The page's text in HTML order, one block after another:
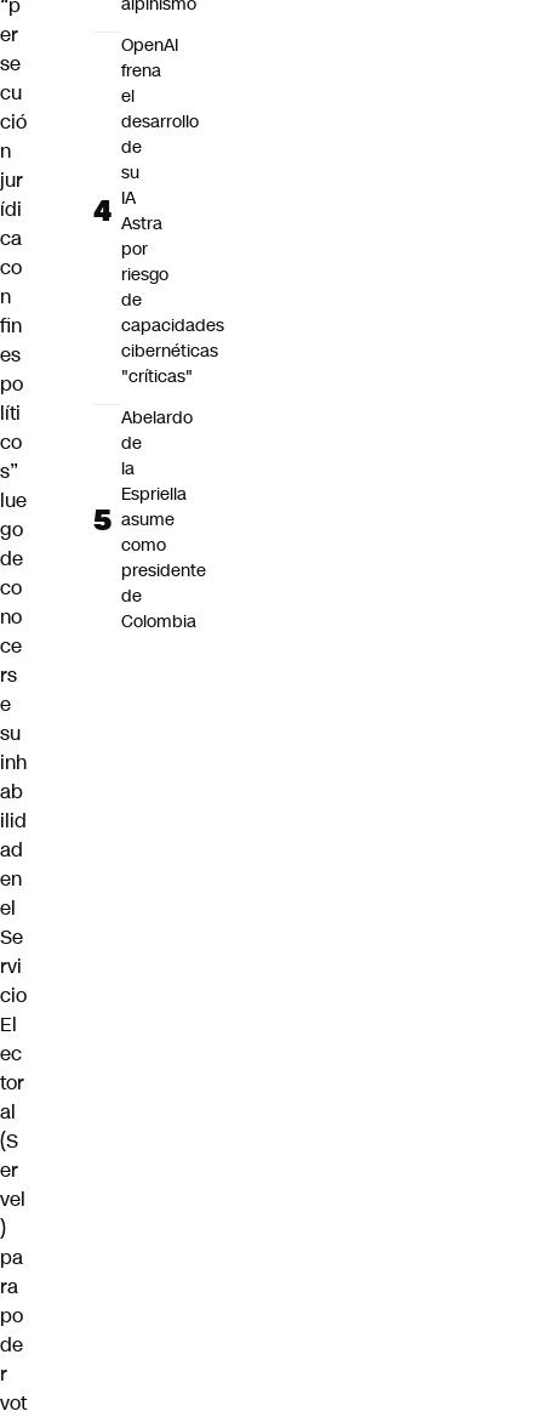
er
se
cu
ció
n
jur
ídi
ca
co
n
fin
es
po
líti
co
s”
lue
go
de
co
no
ce
rs
e
su
inh
ab
ilid
ad
en
el
Se
rvi
cio
El
ec
tor
al
(S
er
vel
)
pa
ra
po
de
r
vot
OpenAI
frena
el
desarrollo
de
su
IA
Astra
por
riesgo
de
capacidades
cibernéticas
"críticas"
Abelardo
de
la
Espriella
asume
como
presidente
de
Colombia